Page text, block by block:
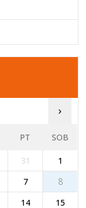
›
PT SOB
31
1
7
8
14
15